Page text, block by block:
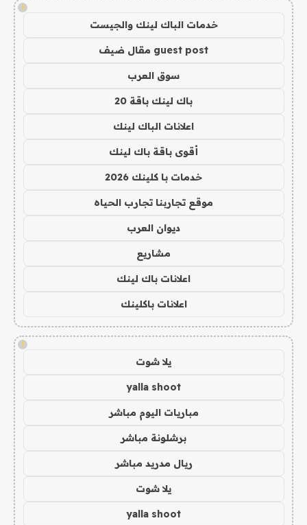
!
خدمات الباك لينك والجيست
guest post مقال ضيف
سوق العرب
باك لينك باقة 20
اعلانات الباك لينك
أقوى باقة باك لينك
خدمات با كلينك 2026
موقع تجاربنا تجارب الحياه
ديوان العرب
مشاريع
اعلانات باك لينك
اعلانات باكلينك
!
يلا شوت
yalla shoot
مباريات اليوم مباشر
برشلونة مباشر
ريال مدريد مباشر
يلا شوت
yalla shoot